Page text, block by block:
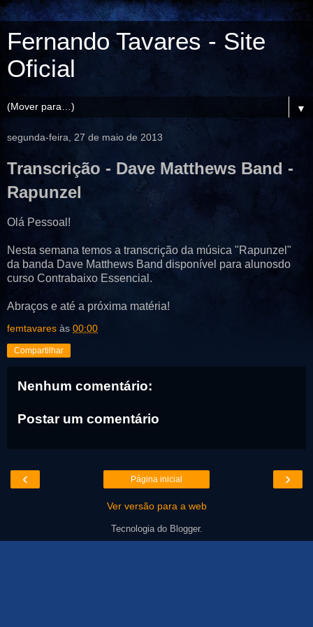
Fernando Tavares - Site
Oficial
▼
segunda-feira, 27 de maio de 2013
Transcrição - Dave Matthews Band -
Rapunzel
Olá Pessoal!
Nesta semana temos a transcrição da música "Rapunzel"
da banda Dave Matthews Band disponível para alunosdo
curso Contrabaixo Essencial.
Abraços e até a próxima matéria!
femtavares às 00:00
Compartilhar
Nenhum comentário:
Postar um comentário
‹ ›
Página inicial
Ver versão para a web
Tecnologia do Blogger.